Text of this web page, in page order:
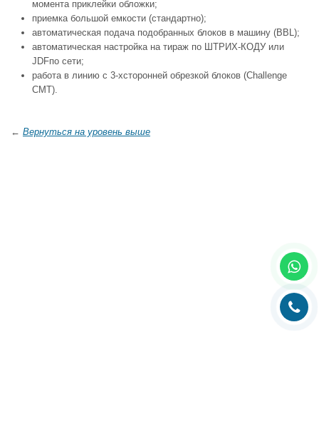
момента приклейки обложки;
приемка большой емкости (стандартно);
автоматическая подача подобранных блоков в машину (BBL);
автоматическая настройка на тираж по ШТРИХ-КОДУ или
JDFпо сети;
работа в линию с 3-хсторонней обрезкой блоков (Challenge
CMT).
← Вернуться на уровень выше